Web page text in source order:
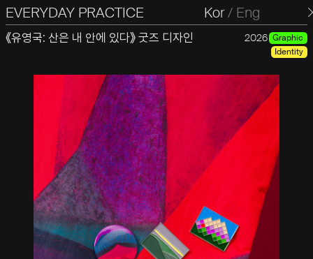
EVERYDAY PRACTICE
일상의실천 Kor/ Eng
《유영국: 산은 내 안에 있다》 굿즈 디자인 2026 Graphic
Identity